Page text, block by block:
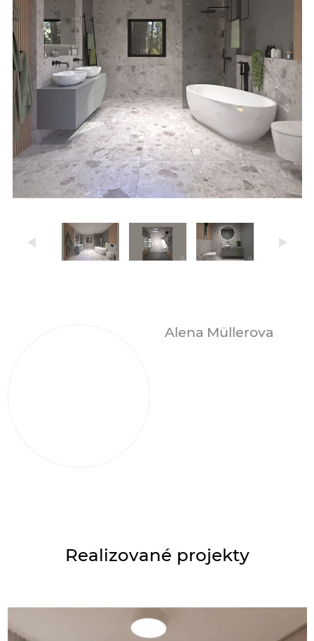
Alena Müllerova
Realizované projekty